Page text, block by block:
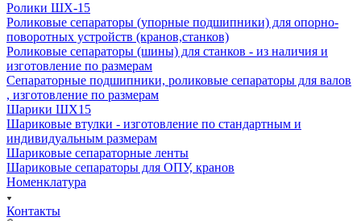
Ролики ШХ-15
Роликовые сепараторы (упорные подшипники) для опорно-
поворотных устройств (кранов,станков)
Роликовые сепараторы (шины) для станков - из наличия и
изготовление по размерам
Сепараторные подшипники, роликовые сепараторы для валов
, изготовление по размерам
Шарики ШХ15
Шариковые втулки - изготовление по стандартным и
индивидуальным размерам
Шариковые сепараторные ленты
Шариковые сепараторы для ОПУ, кранов
Номенклатура
Контакты